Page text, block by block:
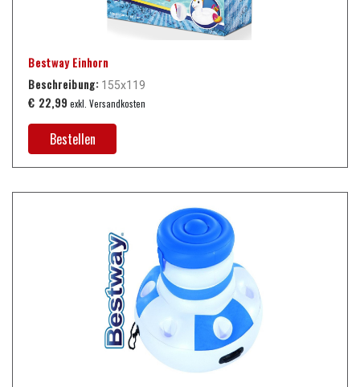
Bestway Einhorn
Beschreibung: 155x119
€ 22,99 exkl. Versandkosten
Bestellen